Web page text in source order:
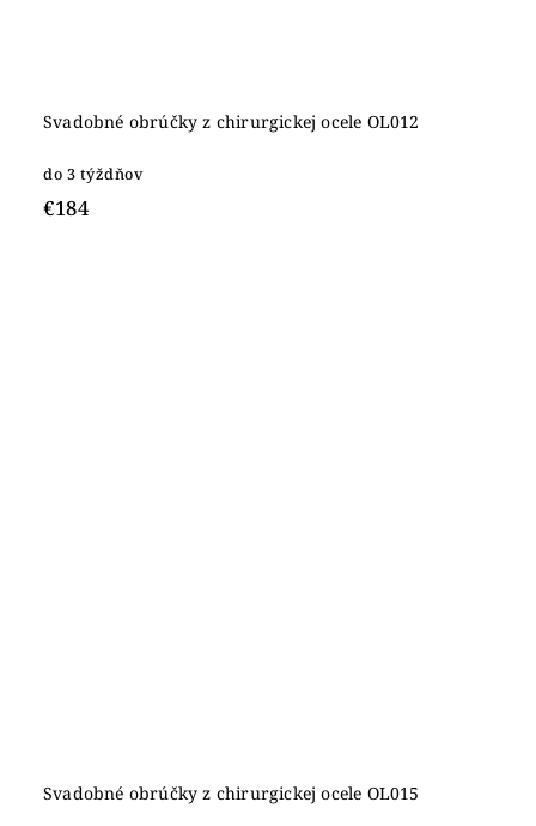
Svadobné obrúčky z chirurgickej ocele OL012
do 3 týždňov
€184
Svadobné obrúčky z chirurgickej ocele OL015